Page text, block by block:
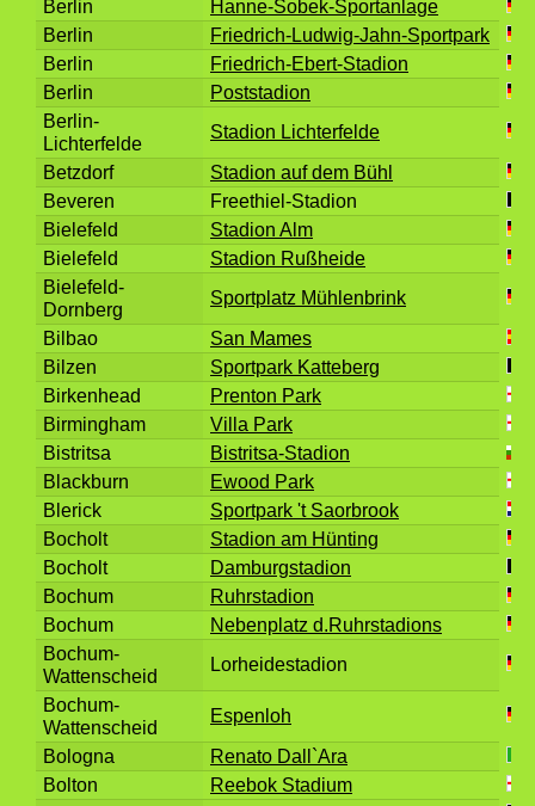
Berlin
Hanne-Sobek-Sportanlage
Berlin
Friedrich-Ludwig-Jahn-Sportpark
Berlin
Friedrich-Ebert-Stadion
Berlin
Poststadion
Berlin-
Lichterfelde
Stadion Lichterfelde
Betzdorf
Stadion auf dem Bühl
Beveren
Freethiel-Stadion
Bielefeld
Stadion Alm
Bielefeld
Stadion Rußheide
Bielefeld-
Dornberg
Sportplatz Mühlenbrink
Bilbao
San Mames
Bilzen
Sportpark Katteberg
Birkenhead
Prenton Park
Birmingham
Villa Park
Bistritsa
Bistritsa-Stadion
Blackburn
Ewood Park
Blerick
Sportpark 't Saorbrook
Bocholt
Stadion am Hünting
Bocholt
Damburgstadion
Bochum
Ruhrstadion
Bochum
Nebenplatz d.Ruhrstadions
Bochum-
Wattenscheid
Lorheidestadion
Bochum-
Wattenscheid
Espenloh
Bologna
Renato Dall`Ara
Bolton
Reebok Stadium